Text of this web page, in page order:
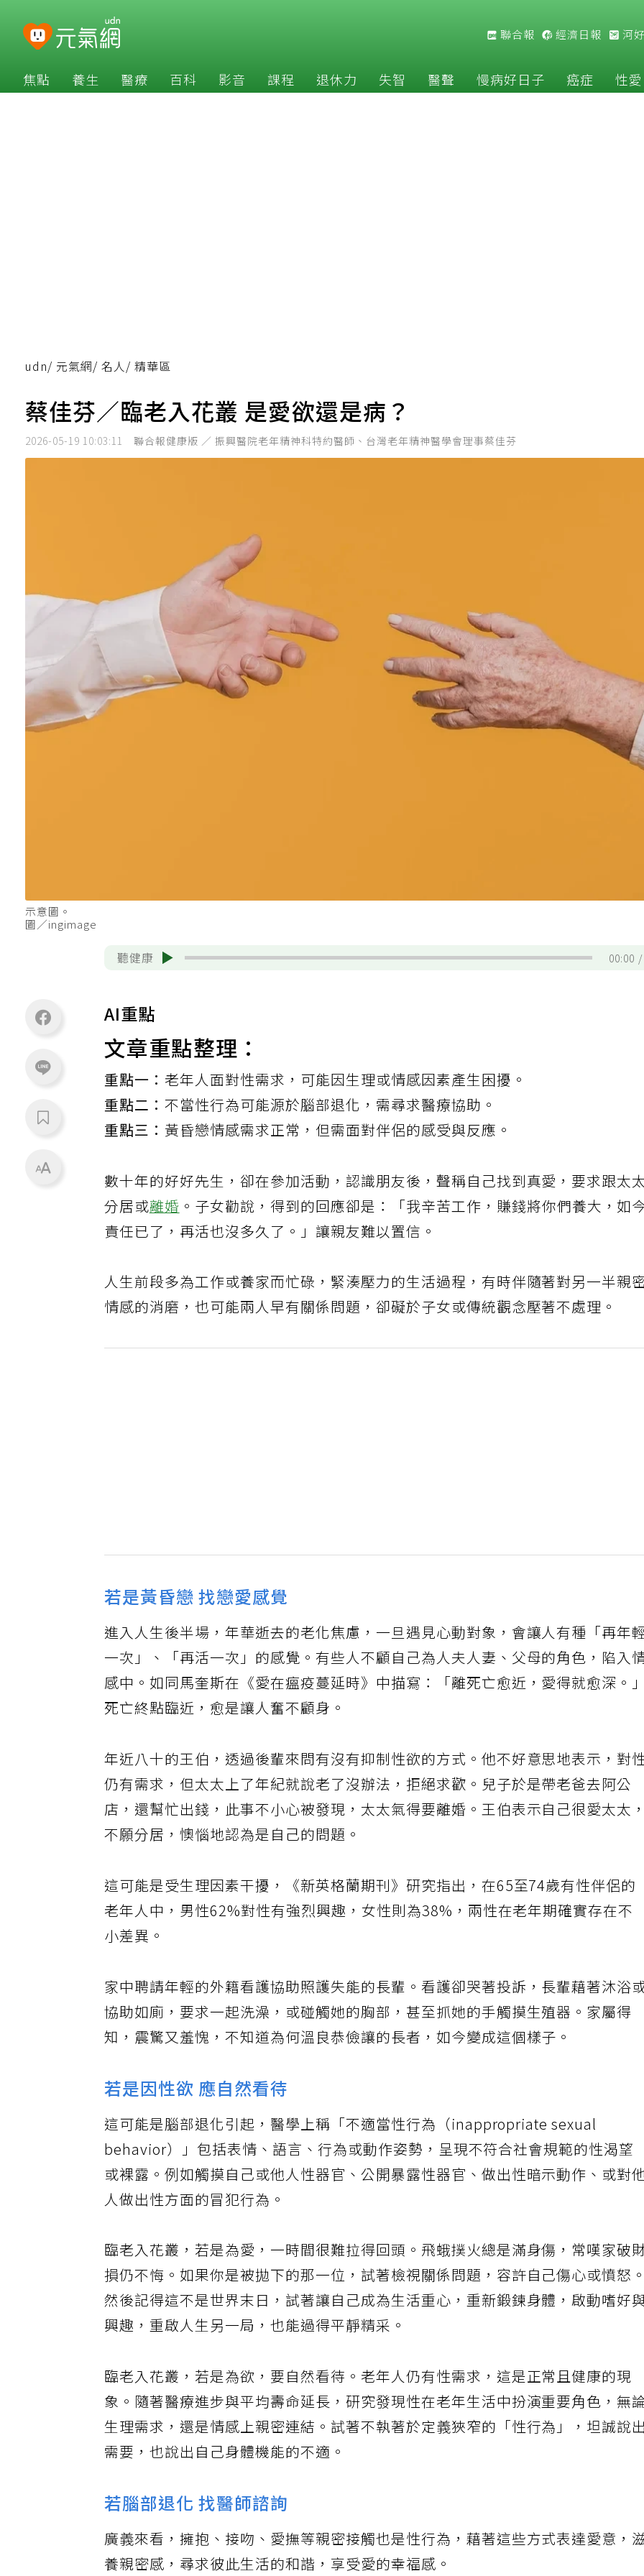
聯合報 經濟日報 河
焦點 養生 醫療 百科 影音 課程 退休力 失智 醫聲 慢病好日子 癌症 性愛
udn/ 元氣網/ 名人/ 精華區
蔡佳芬／臨老入花叢 是愛欲還是病？
2026-05-19 10:03:11 聯合報健康版 ／ 振興醫院老年精神科特約醫師、台灣老年精神醫學會理事蔡佳芬
示意圖。
圖／ingimage
聽健康 00:00
AI重點
文章重點整理：
重點一： 老年人面對性需求，可能因生理或情感因素產生困擾。
重點二：不當性行為可能源於腦部退化，需尋求醫療協助。
重點三： 黃昏戀情感需求正常，但需面對伴侶的感受與反應。
數十年的好好先生，卻在參加活動，認識朋友後，聲稱自己找到真愛，要求跟太
分居或離婚 。子女勸說，得到的回應卻是：「我辛苦工作，賺錢將你們養大，如
責任已了，再活也沒多久了。」讓親友難以置信。
人生前段多為工作或養家而忙碌，緊湊壓力的生活過程，有時伴隨著對另一半親
情感的消磨，也可能兩人早有關係問題，卻礙於子女或傳統觀念壓著不處理。
若是黃昏戀 找戀愛感覺
進入人生後半場，年華逝去的老化焦慮，一旦遇見心動對象，會讓人有種「再年
一次」、「再活一次」的感覺。有些人不顧自己為人夫人妻、父母的角色，陷入
感中。如同馬奎斯在《愛在瘟疫蔓延時》中描寫：「離死亡愈近，愛得就愈深。」
死亡終點臨近，愈是讓人奮不顧身。
年近八十的王伯，透過後輩來問有沒有抑制性欲的方式。他不好意思地表示，對
仍有需求，但太太上了年紀就說老了沒辦法，拒絕求歡。兒子於是帶老爸去阿公
店，還幫忙出錢，此事不小心被發現，太太氣得要離婚。王伯表示自己很愛太太，
不願分居，懊惱地認為是自己的問題。
這可能是受生理因素干擾，《新英格蘭期刊》研究指出，在65至74歲有性伴侶的
老年人中，男性62%對性有強烈興趣，女性則為38%，兩性在老年期確實存在不
小差異。
家中聘請年輕的外籍看護協助照護失能的長輩。看護卻哭著投訴，長輩藉著沐浴
協助如廁，要求一起洗澡，或碰觸她的胸部，甚至抓她的手觸摸生殖器。家屬得
知，震驚又羞愧，不知道為何溫良恭儉讓的長者，如今變成這個樣子。
若是因性欲 應自然看待
這可能是腦部退化引起，醫學上稱「不適當性行為（inappropriate sexual
behavior）」包括表情、語言、行為或動作姿勢，呈現不符合社會規範的性渴望
或裸露。例如觸摸自己或他人性器官、公開暴露性器官、做出性暗示動作、或對
人做出性方面的冒犯行為。
臨老入花叢，若是為愛，一時間很難拉得回頭。飛蛾撲火總是滿身傷，常嘆家破財
損仍不悔。如果你是被拋下的那一位，試著檢視關係問題，容許自己傷心或憤怒。
然後記得這不是世界末日，試著讓自己成為生活重心，重新鍛鍊身體，啟動嗜好
興趣，重啟人生另一局，也能過得平靜精采。
臨老入花叢，若是為欲，要自然看待。老年人仍有性需求，這是正常且健康的現
象。隨著醫療進步與平均壽命延長，研究發現性在老年生活中扮演重要角色，無
生理需求，還是情感上親密連結。試著不執著於定義狹窄的「性行為」，坦誠說出
需要，也說出自己身體機能的不適。
若腦部退化 找醫師諮詢
廣義來看，擁抱、接吻、愛撫等親密接觸也是性行為，藉著這些方式表達愛意，